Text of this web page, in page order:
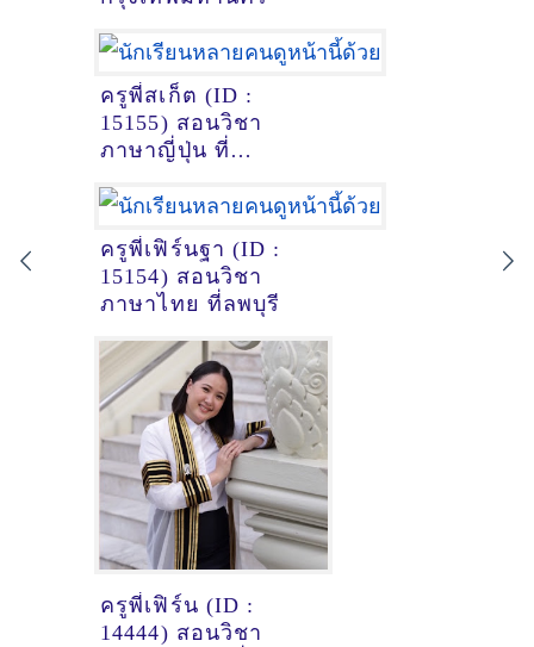
ครูพี่สเก็ต (ID :
15155) สอนวิชา
ภาษาญี่ปุ่น ที่
ครูพี่เฟิร์นฐา (ID :
15154) สอนวิชา
ภาษาไทย ที่ลพบุรี
ครูพี่เฟิร์น (ID :
14444) สอนวิชา